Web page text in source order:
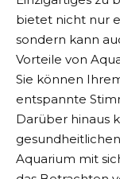
bietet nicht nur
sondern kann
Vorteile von
Sie können
entspannte
Darüber hinaus
Aquarium mit